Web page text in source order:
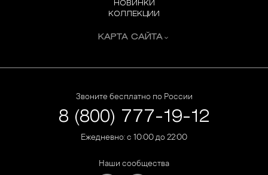
НОВИНКИ
КОЛЛЕКЦИИ
КАРТА САЙТА
Звоните бесплатно по России
8 (800) 777-19-12
Ежедневно: с 10:00 до 22:00
Наши сообщества